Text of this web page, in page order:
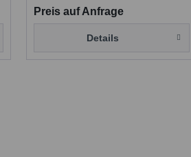
Preis auf Anfrage
Details